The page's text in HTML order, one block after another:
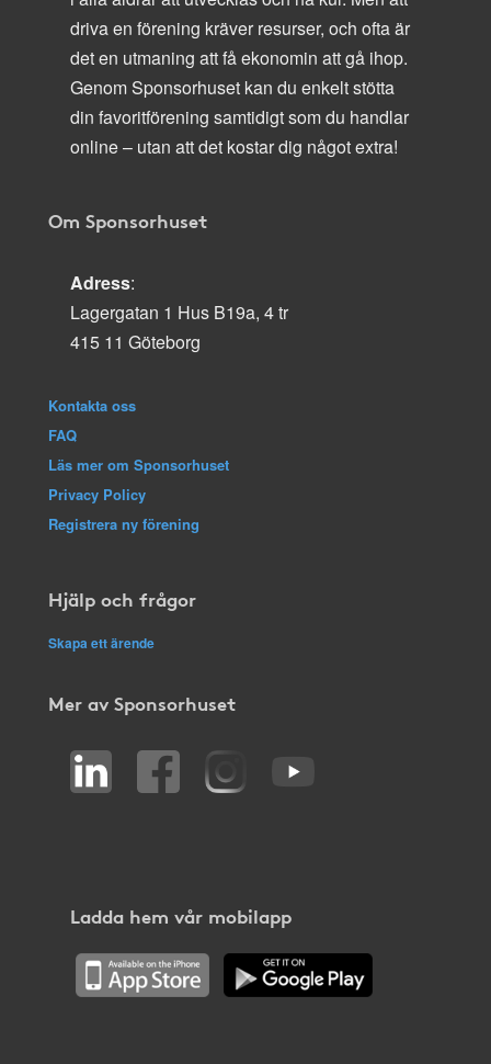
driva en förening kräver resurser, och ofta är
det en utmaning att få ekonomin att gå ihop.
Genom Sponsorhuset kan du enkelt stötta
din favoritförening samtidigt som du handlar
online – utan att det kostar dig något extra!
Om Sponsorhuset
Adress:
Lagergatan 1 Hus B19a, 4 tr
415 11 Göteborg
Kontakta oss
FAQ
Läs mer om Sponsorhuset
Privacy Policy
Registrera ny förening
Hjälp och frågor
Skapa ett ärende
Mer av Sponsorhuset
Ladda hem vår mobilapp